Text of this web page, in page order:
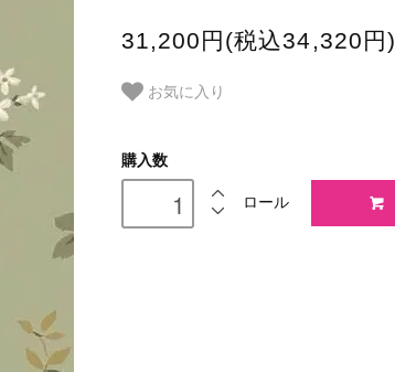
31,200円(税込34,320円)
お気に入り
購入数
ロール